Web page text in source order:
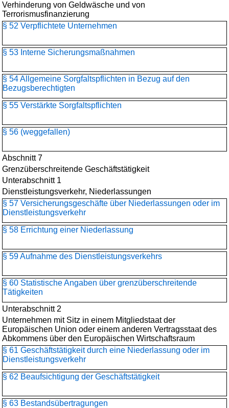
Verhinderung von Geldwäsche und von
Terrorismusfinanzierung
§ 52 Verpflichtete Unternehmen
§ 53 Interne Sicherungsmaßnahmen
§ 54 Allgemeine Sorgfaltspflichten in Bezug auf den
Bezugsberechtigten
§ 55 Verstärkte Sorgfaltspflichten
§ 56 (weggefallen)
Abschnitt 7
Grenzüberschreitende Geschäftstätigkeit
Unterabschnitt 1
Dienstleistungsverkehr, Niederlassungen
§ 57 Versicherungsgeschäfte über Niederlassungen oder im
Dienstleistungsverkehr
§ 58 Errichtung einer Niederlassung
§ 59 Aufnahme des Dienstleistungsverkehrs
§ 60 Statistische Angaben über grenzüberschreitende
Tätigkeiten
Unterabschnitt 2
Unternehmen mit Sitz in einem Mitgliedstaat der
Europäischen Union oder einem anderen Vertragsstaat des
Abkommens über den Europäischen Wirtschaftsraum
§ 61 Geschäftstätigkeit durch eine Niederlassung oder im
Dienstleistungsverkehr
§ 62 Beaufsichtigung der Geschäftstätigkeit
§ 63 Bestandsübertragungen